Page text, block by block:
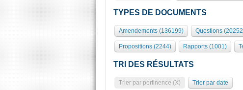
TYPES DE DOCUMENTS
Amendements (136199) Questions
Propositions (2244) Rapports (1001)
TRI DES RÉSULTATS
Trier par pertinence (X) Trier par date